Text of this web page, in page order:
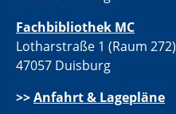
Fachbibliothek MC
Lotharstraße 1 (Raum 272)
47057 Duisburg
>>Anfahrt & Lagepläne